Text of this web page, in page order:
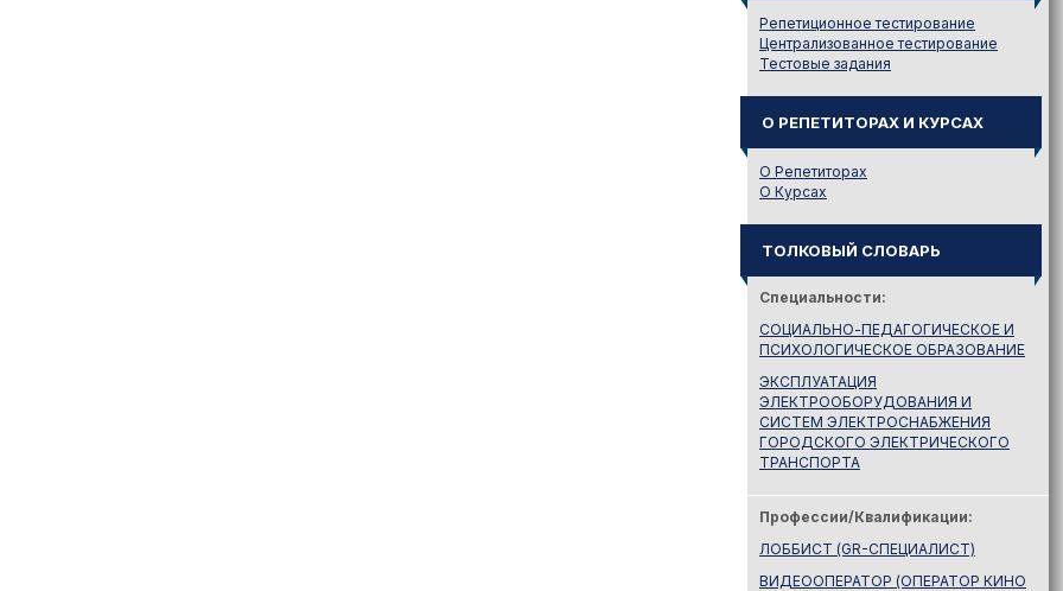
Репетиционное тестирование
Централизованное тестирование
Тестовые задания
О РЕПЕТИТОРАХ И КУРСАХ
О Репетиторах
О Курсах
ТОЛКОВЫЙ СЛОВАРЬ
Специальности:
СОЦИАЛЬНО-ПЕДАГОГИЧЕСКОЕ И
ПСИХОЛОГИЧЕСКОЕ ОБРАЗОВАНИЕ
ЭКСПЛУАТАЦИЯ
ЭЛЕКТРООБОРУДОВАНИЯ И
СИСТЕМ ЭЛЕКТРОСНАБЖЕНИЯ
ГОРОДСКОГО ЭЛЕКТРИЧЕСКОГО
ТРАНСПОРТА
Профессии/Квалификации:
ЛОББИСТ (GR-СПЕЦИАЛИСТ)
ВИДЕООПЕРАТОР (ОПЕРАТОР КИНО